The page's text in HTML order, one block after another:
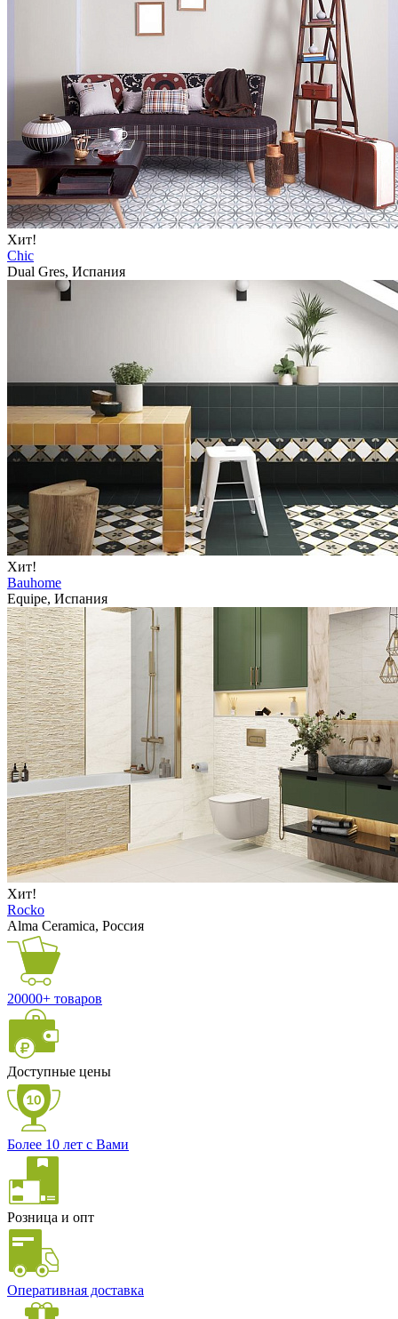
Хит!
Chic
Dual Gres, Испания
Хит!
Bauhome
Equipe, Испания
Хит!
Rocko
Alma Ceramica, Россия
20000+ товаров
Доступные цены
Более 10 лет с Вами
Розница и опт
Оперативная доставка